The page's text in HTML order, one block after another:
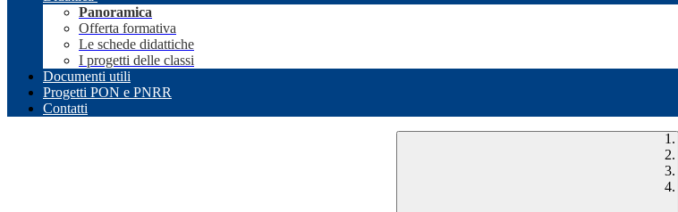
Panoramica
Offerta formativa
Le schede didattiche
I progetti delle classi
Documenti utili
Progetti PON e PNRR
Contatti